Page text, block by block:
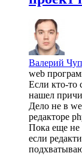
Валерий
web
Если кто-то
нашел
Дело не в
редакторе
Пока еще не
если